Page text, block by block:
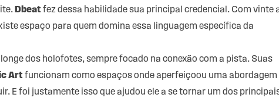
Dbeat fez dessa habilidade sua principal credencial. Com vinte
espaço para quem domina essa linguagem específica da
dos holofotes, sempre focado na conexão com a pista. Suas
Art funcionam como espaços onde aperfeiçoou uma abordagem
E foi justamente isso que ajudou ele a se tornar um dos